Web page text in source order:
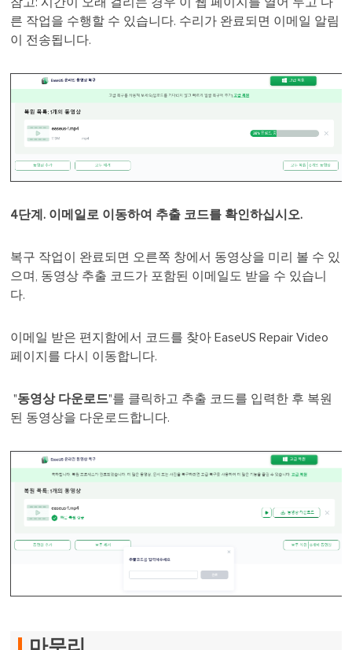
른 작업을 수행할 수 있습니다. 수리가 완료되면 이메일 알림
이 전송됩니다.
4단계. 이메일로 이동하여 추출 코드를 확인하십시오.
복구 작업이 완료되면 오른쪽 창에서 동영상을 미리 볼 수 있
으며, 동영상 추출 코드가 포함된 이메일도 받을 수 있습니
다.
이메일 받은 편지함에서 코드를 찾아 EaseUS Repair Video
페이지를 다시 이동합니다.
"동영상 다운로드"를 클릭하고 추출 코드를 입력한 후 복원
된 동영상을 다운로드합니다.